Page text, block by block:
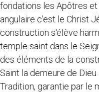
fondations les Apôtres
angulaire c'est le Christ
construction s'élève
temple saint dans le
des éléments de la
Saint la demeure de Dieu
Tradition, garantie par le